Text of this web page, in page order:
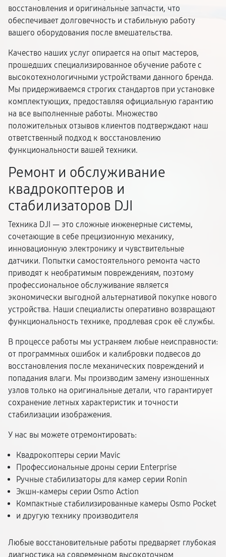
восстановления и оригинальные запчасти, что
обеспечивает долговечность и стабильную работу
вашего оборудования после вмешательства.
Качество наших услуг опирается на опыт мастеров,
прошедших специализированное обучение работе с
высокотехнологичными устройствами данного бренда.
Мы придерживаемся строгих стандартов при установке
комплектующих, предоставляя официальную гарантию
на все выполненные работы. Множество
положительных отзывов клиентов подтверждают наш
ответственный подход к восстановлению
функциональности вашей техники.
Ремонт и обслуживание
квадрокоптеров и
стабилизаторов DJI
Техника DJI — это сложные инженерные системы,
сочетающие в себе прецизионную механику,
инновационную электронику и чувствительные
датчики. Попытки самостоятельного ремонта часто
приводят к необратимым повреждениям, поэтому
профессиональное обслуживание является
экономически выгодной альтернативой покупке нового
устройства. Наши специалисты оперативно возвращают
функциональность технике, продлевая срок её службы.
В процессе работы мы устраняем любые неисправности:
от программных ошибок и калибровки подвесов до
восстановления после механических повреждений и
попадания влаги. Мы производим замену изношенных
узлов только на оригинальные детали, что гарантирует
сохранение летных характеристик и точности
стабилизации изображения.
У нас вы можете отремонтировать:
Квадрокоптеры серии Mavic
Профессиональные дроны серии Enterprise
Ручные стабилизаторы для камер серии Ronin
Экшн-камеры серии Osmo Action
Компактные стабилизированные камеры Osmo Pocket
и другую технику производителя
Любые восстановительные работы предваряет глубокая
диагностика на современном высокоточном